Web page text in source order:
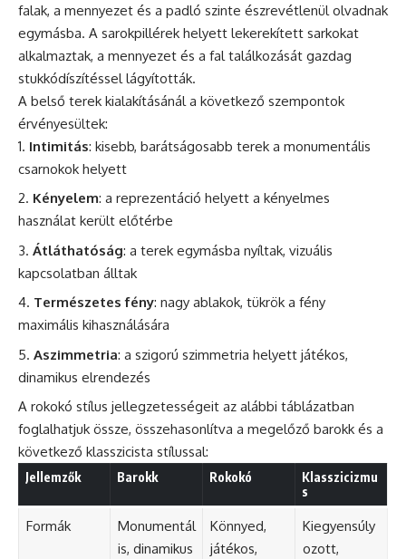
falak, a mennyezet és a padló szinte észrevétlenül olvadnak
egymásba. A sarokpillérek helyett lekerekített sarkokat
alkalmaztak, a mennyezet és a fal találkozását gazdag
stukkódíszítéssel lágyították.
A belső terek kialakításánál a következő szempontok
érvényesültek:
Intimitás: kisebb, barátságosabb terek a monumentális
csarnokok helyett
Kényelem: a reprezentáció helyett a kényelmes
használat került előtérbe
Átláthatóság: a terek egymásba nyíltak, vizuális
kapcsolatban álltak
Természetes fény: nagy ablakok, tükrök a fény
maximális kihasználására
Aszimmetria: a szigorú szimmetria helyett játékos,
dinamikus elrendezés
A rokokó stílus jellegzetességeit az alábbi táblázatban
foglalhatjuk össze, összehasonlítva a megelőző barokk és a
következő klasszicista stílussal:
Jellemzők Barokk Rokokó
Klasszicizmu
s
Formák
Monumentál
is, dinamikus
Könnyed,
játékos,
Kiegyensúly
ozott,